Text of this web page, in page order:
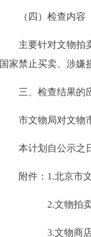
（四）检查内容
主要针对文物拍卖
国家禁止买卖、涉嫌
三、检查结果的
市文物局对文物市
本计划自公示之日
附件：1.北京市
2.文物拍
3.文物商